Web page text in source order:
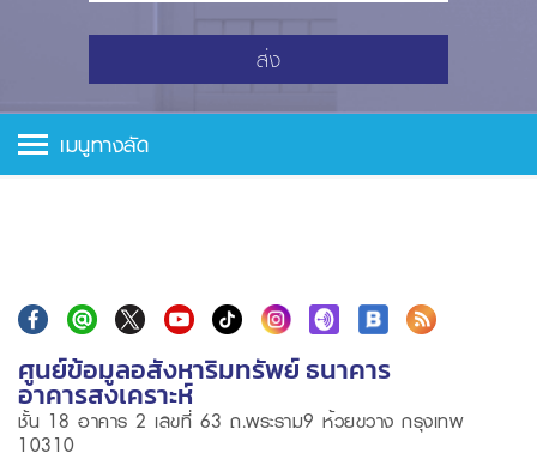
ส่ง
เมนูทางลัด
ศูนย์ข้อมูลอสังหาริมทรัพย์ ธนาคาร
อาคารสงเคราะห์
ชั้น 18 อาคาร 2 เลขที่ 63 ถ.พระราม9 ห้วยขวาง กรุงเทพ
10310